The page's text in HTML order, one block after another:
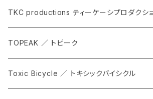
TKC productions ティーケーシプロダクシ
TOPEAK ／ トピーク
Toxic Bicycle ／ トキシックバイシクル